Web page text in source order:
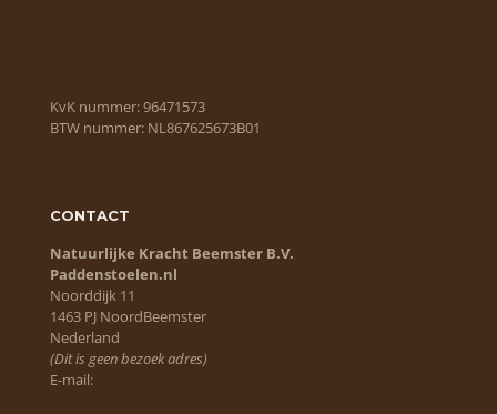
KvK nummer: 96471573
BTW nummer: NL867625673B01
CONTACT
Natuurlijke Kracht Beemster B.V.
Paddenstoelen.nl
Noorddijk 11
1463 PJ NoordBeemster
Nederland
(Dit is geen bezoek adres)
E-mail: